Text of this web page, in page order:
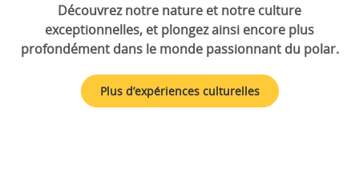
Découvrez notre nature et notre culture
exceptionnelles, et plongez ainsi encore plus
profondément dans le monde passionnant du polar.
Plus d’expériences culturelles